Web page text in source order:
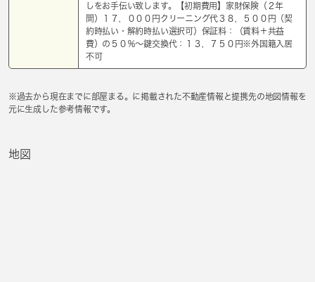
しをお手伝い致します。【初期費用】家財保険（２年
間）１７，０００円クリーニング代３８，５００円（契
約時払い・解約時払い選択可）保証料：（賃料＋共益
費）の５０％～鍵交換代：１３，７５０円※外国籍入居
不可
※過去から現在までに部屋まる。に掲載された不動産情報と提携先の地図情報を
元に生成した参考情報です。
地図